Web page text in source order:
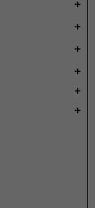
add
add
add
add
add
add